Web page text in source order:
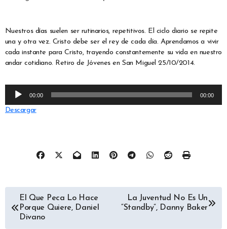
Nuestros días suelen ser rutinarios, repetitivos. El ciclo diario se repite
una y otra vez. Cristo debe ser el rey de cada día. Aprendamos a vivir
cada instante para Cristo, trayendo constantemente su vida en nuestro
andar cotidiano. Retiro de Jóvenes en San Miguel 25/10/2014.
Reproductor
audio
00:00 00:00
Descargar
Navegación
de
El Que Peca Lo Hace
Porque Quiere, Daniel
Divano
La Juventud No Es Un
“Standby”, Danny Baker